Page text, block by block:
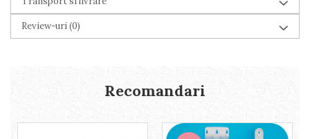
Review-uri(0)
Recomandari